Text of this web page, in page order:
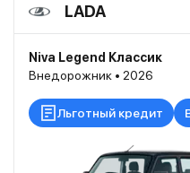
LADA
Niva Legend Классик
Внедорожник • 2026
Льготный кредит